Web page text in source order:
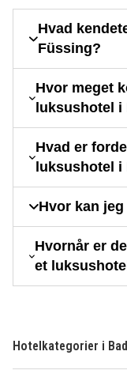
Hvad
Füssing?
Hvor meget
luksushotel
Hvad er
luksushotel
Hvor kan
Hvornår er
et
Hotelkategorier i